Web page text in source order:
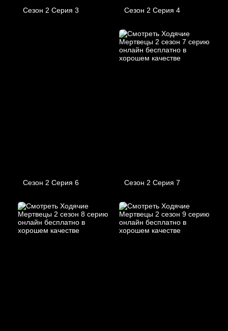
Сезон 2 Серия 3 Сезон 2 Серия 4
Сезон 2 Серия 6 Сезон 2 Серия 7